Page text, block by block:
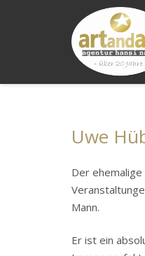
Uwe
Der
Mann.
Er ist ein